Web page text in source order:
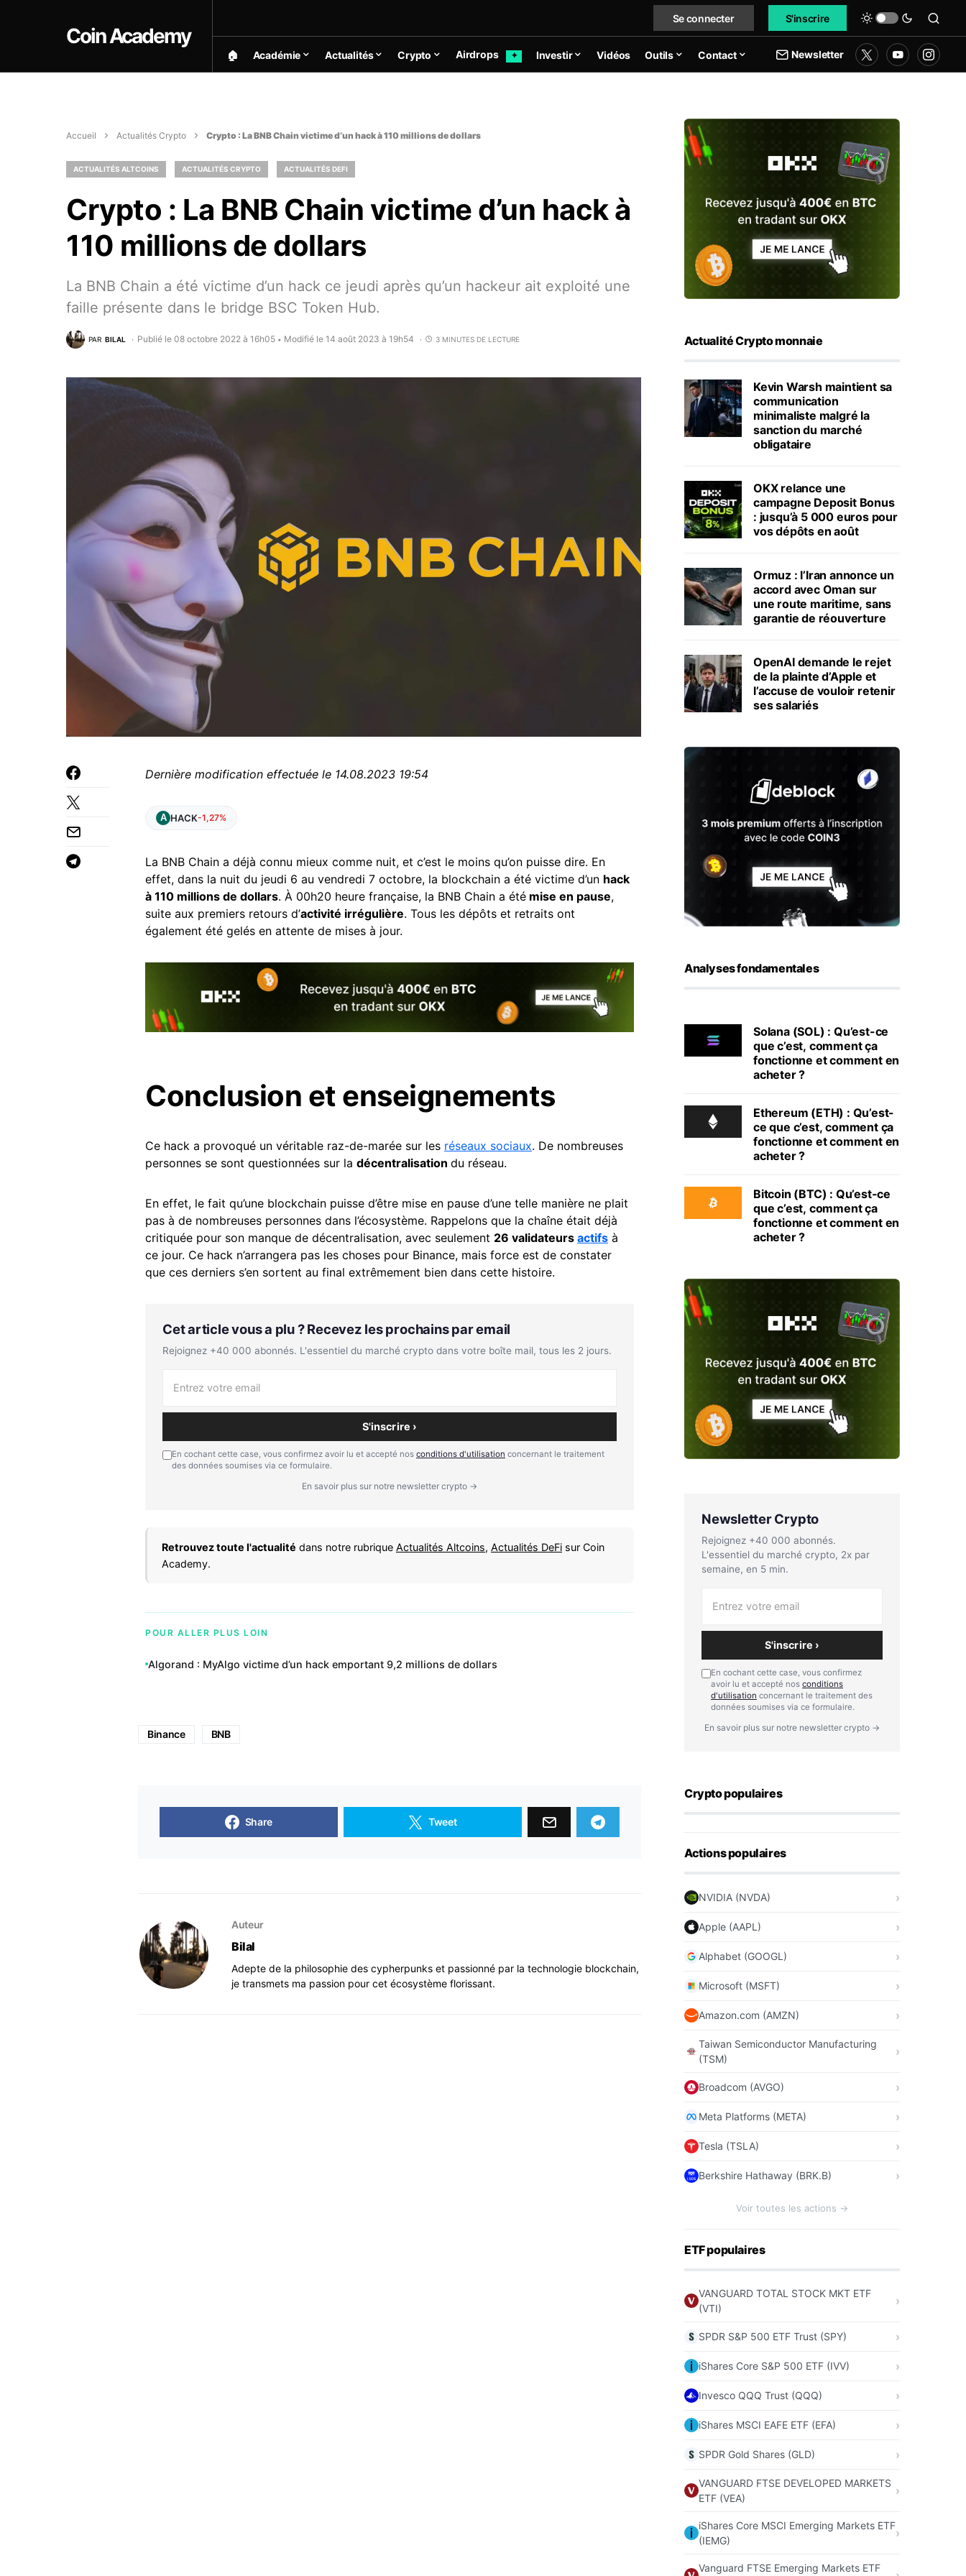
Coin Academy
Se connecter S'inscrire
🏠︎ Académie Actualités Crypto Airdrops ✦ Investir Vidéos Outils Contact Newsletter
Accueil Actualités Crypto Crypto : La BNB Chain victime d’un hack à 110 millions de dollars
ACTUALITÉS ALTCOINS ACTUALITÉS CRYPTO ACTUALITÉS DEFI
Crypto : La BNB Chain victime d’un hack à
110 millions de dollars
La BNB Chain a été victime d’un hack ce jeudi après qu’un hackeur ait exploité une
faille présente dans le bridge BSC Token Hub.
PAR BILAL Publié le 08 octobre 2022 à 16h05 • Modifié le 14 août 2023 à 19h54 3 MINUTES DE LECTURE
Dernière modification effectuée le 14.08.2023 19:54
HACK-1,27%
La BNB Chain a déjà connu mieux comme nuit, et c’est le moins qu’on puisse dire. En
effet, dans la nuit du jeudi 6 au vendredi 7 octobre, la blockchain a été victime d’un hack
à 110 millions de dollars. À 00h20 heure française, la BNB Chain a été mise en pause,
suite aux premiers retours d’activité irrégulière. Tous les dépôts et retraits ont
également été gelés en attente de mises à jour.
Conclusion et enseignements
Ce hack a provoqué un véritable raz-de-marée sur les réseaux sociaux. De nombreuses
personnes se sont questionnées sur la décentralisation du réseau.
En effet, le fait qu’une blockchain puisse d’être mise en pause d’une telle manière ne plait
pas à de nombreuses personnes dans l’écosystème. Rappelons que la chaîne était déjà
critiquée pour son manque de décentralisation, avec seulement 26 validateurs actifs à
ce jour. Ce hack n’arrangera pas les choses pour Binance, mais force est de constater
que ces derniers s’en sortent au final extrêmement bien dans cette histoire.
Cet article vous a plu ? Recevez les prochains par email
Rejoignez +40 000 abonnés. L'essentiel du marché crypto dans votre boîte mail, tous les 2 jours.
S'inscrire ›
En cochant cette case, vous confirmez avoir lu et accepté nos conditions d'utilisation concernant le traitement
des données soumises via ce formulaire.
En savoir plus sur notre newsletter crypto →
Retrouvez toute l'actualité dans notre rubrique Actualités Altcoins, Actualités DeFi sur Coin
Academy.
POUR ALLER PLUS LOIN
Algorand : MyAlgo victime d’un hack emportant 9,2 millions de dollars
Binance BNB
Share Tweet
Auteur
Bilal
Adepte de la philosophie des cypherpunks et passionné par la technologie blockchain,
je transmets ma passion pour cet écosystème florissant.
Actualité Crypto monnaie
Kevin Warsh maintient sa
communication
minimaliste malgré la
sanction du marché
obligataire
OKX relance une
campagne Deposit Bonus
: jusqu’à 5 000 euros pour
vos dépôts en août
Ormuz : l’Iran annonce un
accord avec Oman sur
une route maritime, sans
garantie de réouverture
OpenAI demande le rejet
de la plainte d’Apple et
l’accuse de vouloir retenir
ses salariés
Analyses fondamentales
Solana (SOL) : Qu’est-ce
que c’est, comment ça
fonctionne et comment en
acheter ?
Ethereum (ETH) : Qu’est-
ce que c’est, comment ça
fonctionne et comment en
acheter ?
Bitcoin (BTC) : Qu’est-ce
que c’est, comment ça
fonctionne et comment en
acheter ?
Newsletter Crypto
Rejoignez +40 000 abonnés.
L'essentiel du marché crypto, 2x par
semaine, en 5 min.
S'inscrire ›
En cochant cette case, vous confirmez
avoir lu et accepté nos conditions
d'utilisation concernant le traitement des
données soumises via ce formulaire.
En savoir plus sur notre newsletter crypto →
Crypto populaires
Actions populaires
NVIDIA (NVDA)
Apple (AAPL)
Alphabet (GOOGL)
Microsoft (MSFT)
Amazon.com (AMZN)
Taiwan Semiconductor Manufacturing
(TSM)
Broadcom (AVGO)
Meta Platforms (META)
Tesla (TSLA)
Berkshire Hathaway (BRK.B)
Voir toutes les actions →
ETF populaires
VANGUARD TOTAL STOCK MKT ETF
(VTI)
SPDR S&P 500 ETF Trust (SPY)
iShares Core S&P 500 ETF (IVV)
Invesco QQQ Trust (QQQ)
iShares MSCI EAFE ETF (EFA)
SPDR Gold Shares (GLD)
VANGUARD FTSE DEVELOPED MARKETS
ETF (VEA)
iShares Core MSCI Emerging Markets ETF
(IEMG)
Vanguard FTSE Emerging Markets ETF